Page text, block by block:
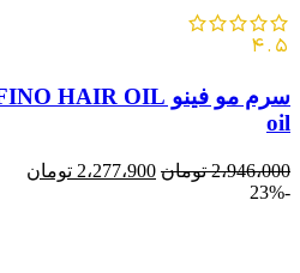
4.5
oil
2،946،000 تومان 2،277،900 تومان
-23%